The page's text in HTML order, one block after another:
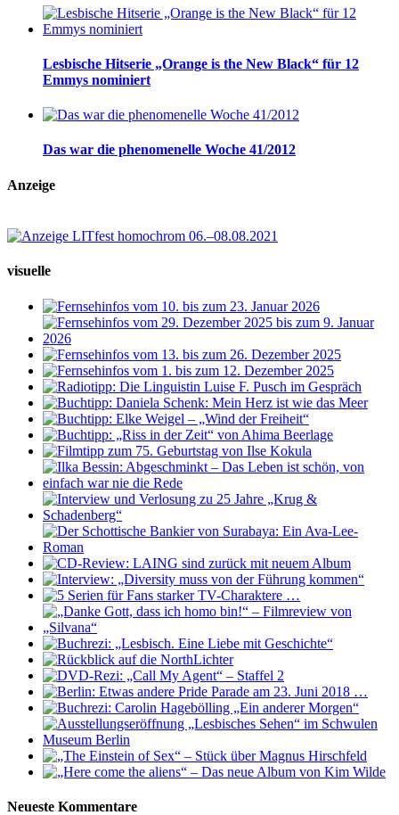
Lesbische Hitserie „Orange is the New Black“ für 12
Emmys nominiert
Das war die phenomenelle Woche 41/2012
Anzeige
visuelle
Neueste Kommentare